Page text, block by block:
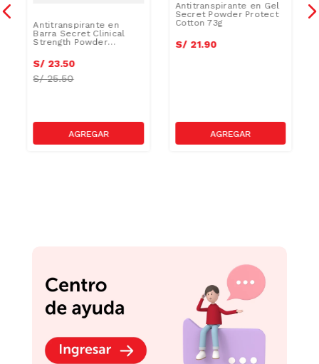
Antitranspirante en
Barra Secret Clinical
Strength Powder
S/ 23.50
S/25.50
Antitranspirante en Gel
Secret Powder Protect
Cotton 73g
S/ 21.90